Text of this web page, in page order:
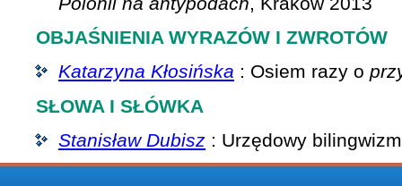
OBJAŚNIENIA WYRAZÓW I ZWROTÓW
Katarzyna Kłosińska : Osiem razy o
SŁOWA I SŁÓWKA
Stanisław Dubisz : Urzędowy